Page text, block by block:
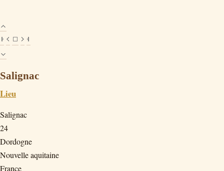
Salignac
Lieu
Salignac
24
Dordogne
Nouvelle aquitaine
France